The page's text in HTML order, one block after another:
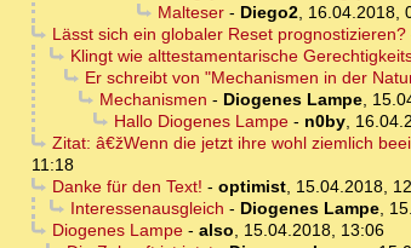
Malteser- Diego2, 16.04.2018,
Lässt sich ein globaler Reset prognostizieren?
Klingt wie alttestamentarische
Er schreibt von "Mechanismen in der
Mechanismen - Diogenes Lampe,
Hallo Diogenes Lampe- n0by,
Zitat: â€žWenn die jetzt ihre wohl ziemlich
11:18
Danke für den Text! - optimist, 15.04.2018,
Interessenausgleich - Diogenes Lampe,
Diogenes Lampe- also, 15.04.2018, 13:06